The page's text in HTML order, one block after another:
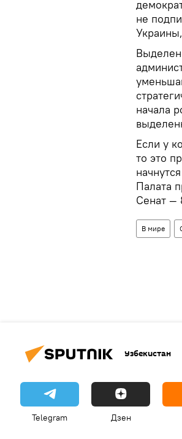
не
начала
Если у
то это
Палата
Cенат —
В мире
Узбекистан
Telegram Дзен